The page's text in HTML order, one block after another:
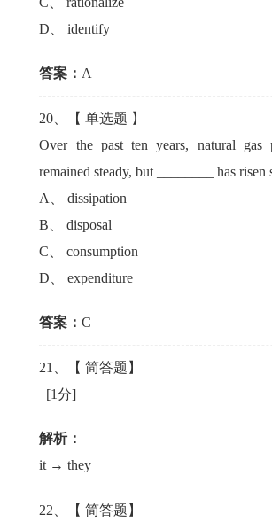
D 、identify
答案： A
20 、【单选题 】
Over the past ten years, natural gas
remained steady, but ________ has risen
A
、dissipation
B 、disposal
C 、consumption
D 、expenditure
答案：C
21 、【简答题 】
[1分]
解析：
it → they
22 、【简答题 】